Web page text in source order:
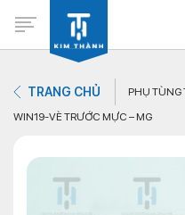
TRANG CHỦ PHỤ TÙNG
WIN19-VÈ TRƯỚC MỰC – MG